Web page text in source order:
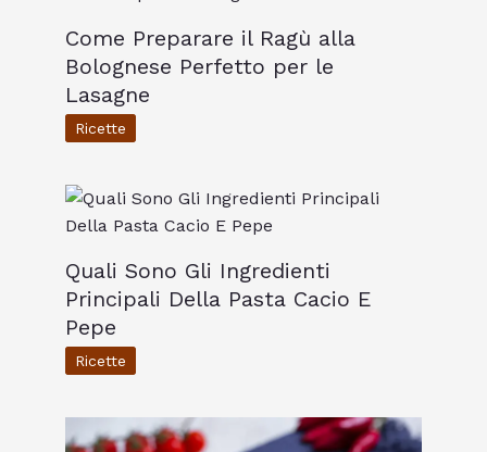
Come Preparare il Ragù alla
Bolognese Perfetto per le
Lasagne
Ricette
Quali Sono Gli Ingredienti
Principali Della Pasta Cacio E
Pepe
Ricette